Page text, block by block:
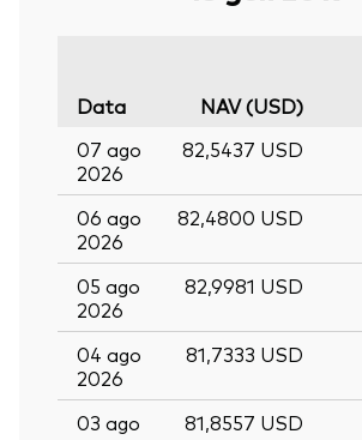
Data NAV (USD)
07 ago
2026
82,5437 USD
06 ago
2026
82,4800 USD
05 ago
2026
82,9981 USD
04 ago
2026
81,7333 USD
03 ago
81,8557 USD